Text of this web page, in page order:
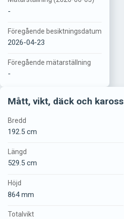
-
Föregående besiktningsdatum
2026-04-23
Föregående mätarställning
-
Mått, vikt, däck och kaross
Bredd
192.5 cm
Längd
529.5 cm
Höjd
864 mm
Totalvikt